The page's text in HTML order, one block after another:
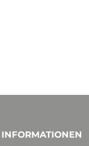
INFORMATIONEN